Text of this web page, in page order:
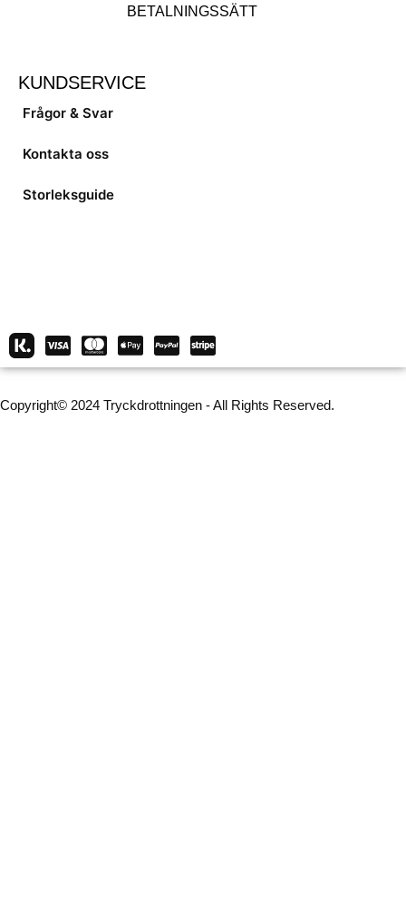
BETALNINGSSÄTT
KUNDSERVICE
Frågor & Svar
Kontakta oss
Storleksguide
Copyright© 2024 Tryckdrottningen - All Rights Reserved.